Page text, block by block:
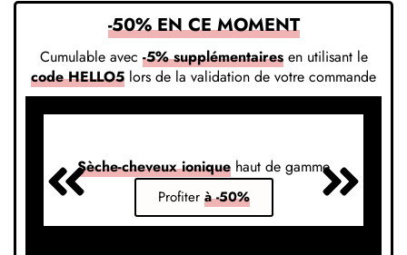
-50% EN CE MOMENT
Cumulable avec -5% supplémentairesen utilisant le
code HELLO5 lors de la validation de votre commande
Sèche-cheveux ionique haut de gamme
Profiter à -50%